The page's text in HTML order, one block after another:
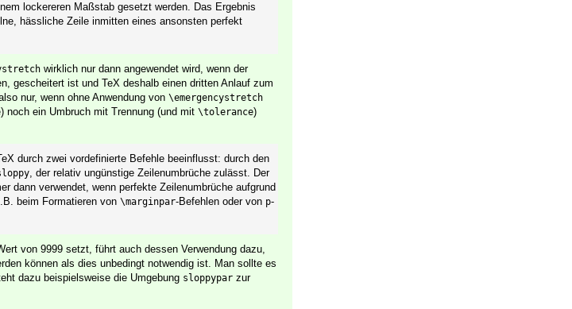
lockereren Maßstab gesetzt werden. Das Ergebnis
hässliche Zeile inmitten eines ansonsten perfekt
wirklich nur dann angewendet wird, wenn der
gescheitert ist und TeX deshalb einen dritten Anlauf zum
nur, wenn ohne Anwendung von \emergencystretch
) noch ein Umbruch mit Trennung (und mit \tolerance)
durch zwei vordefinierte Befehle beeinflusst: durch den
, der relativ ungünstige Zeilenumbrüche zulässt. Der
dann verwendet, wenn perfekte Zeilenumbrüche aufgrund
beim Formatieren von \marginpar-Befehlen oder von p-
von 9999 setzt, führt auch dessen Verwendung dazu,
können als dies unbedingt notwendig ist. Man sollte es
dazu beispielsweise die Umgebung sloppypar zur